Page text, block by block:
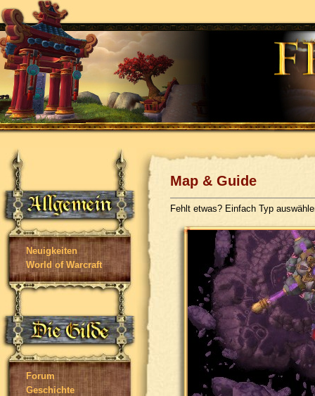
Neuigkeiten
World of Warcraft
Forum
Geschichte
Map & Guide
Fehlt etwas? Einfach Typ